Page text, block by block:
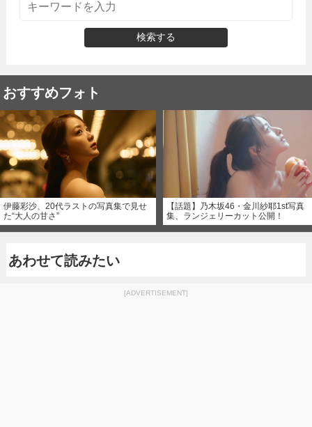
検索する
おすすめフォト
伊藤彩沙、20代ラストの写真集で見せ
た“大人の甘さ”
【話題】乃木坂46・金川紗耶1st写真
集、ランジェリーカット公開！
あわせて読みたい
[ADVERTISEMENT]